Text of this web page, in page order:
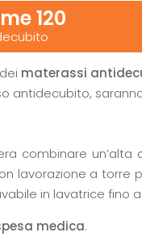
120
materassi
combinare
lavorazione a
in lavatrice fino
medica.